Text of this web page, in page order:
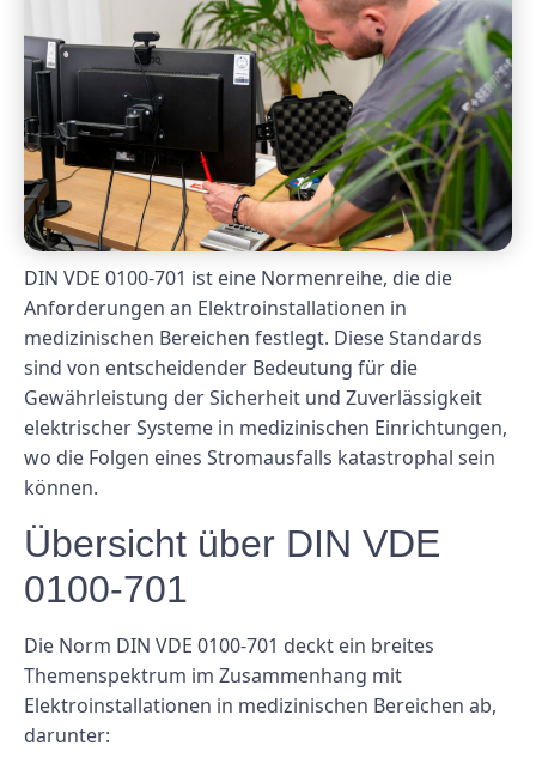
DIN VDE 0100-701 ist eine Normenreihe, die die
Anforderungen an Elektroinstallationen in
medizinischen Bereichen festlegt. Diese Standards
sind von entscheidender Bedeutung für die
Gewährleistung der Sicherheit und Zuverlässigkeit
elektrischer Systeme in medizinischen Einrichtungen,
wo die Folgen eines Stromausfalls katastrophal sein
können.
Übersicht über DIN VDE
0100-701
Die Norm DIN VDE 0100-701 deckt ein breites
Themenspektrum im Zusammenhang mit
Elektroinstallationen in medizinischen Bereichen ab,
darunter: